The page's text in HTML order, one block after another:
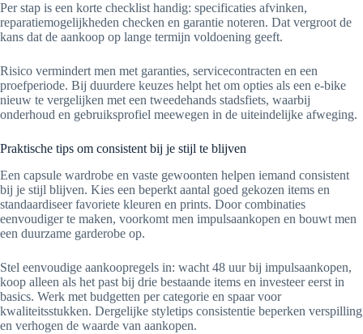
Per stap is een korte checklist handig: specificaties afvinken,
reparatiemogelijkheden checken en garantie noteren. Dat vergroot de
kans dat de aankoop op lange termijn voldoening geeft.
Risico vermindert men met garanties, servicecontracten en een
proefperiode. Bij duurdere keuzes helpt het om opties als een e-bike
nieuw te vergelijken met een tweedehands stadsfiets, waarbij
onderhoud en gebruiksprofiel meewegen in de uiteindelijke afweging.
Praktische tips om consistent bij je stijl te blijven
Een capsule wardrobe en vaste gewoonten helpen iemand consistent
bij je stijl blijven. Kies een beperkt aantal goed gekozen items en
standaardiseer favoriete kleuren en prints. Door combinaties
eenvoudiger te maken, voorkomt men impulsaankopen en bouwt men
een duurzame garderobe op.
Stel eenvoudige aankoopregels in: wacht 48 uur bij impulsaankopen,
koop alleen als het past bij drie bestaande items en investeer eerst in
basics. Werk met budgetten per categorie en spaar voor
kwaliteitsstukken. Dergelijke styletips consistentie beperken verspilling
en verhogen de waarde van aankopen.